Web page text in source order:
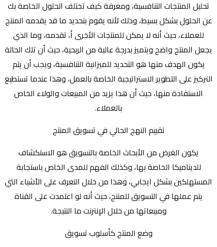
تحليل المنتجات التنافسية، ومعرفة كيف تختلف الحلول الخاصة بك
عن الحلول بشكل بسيط، وذلك لأنه يقوم بتحديد ما قد يقدمه المنتج
للعملاء، حيث أنه لا يمكن للمنتجات الأخرى أ، تقدمه، وما الذي
يجعل المنتج واضح ويتميز بدرجة عالية من الربحية، حيث أن تلك الحالة
يكون الهدف منها هو التحديد للميزانية التنافسية، ويجب أن يتم
التركيز على التطوير الاستراتيجية الخاصة بالعمل، وهذا عندما تستطيع
الاستفادة منها، حيث أن هذا يزيد من المبيعات والولاء الخاص
بالعملاء.
تقييم النهج الحالي في تسويق المنتج
يكون الغرض من الأبحاث الخاصة بالتسويق هو الاستكشاف
للديناميكا الخاصة بها، وكذلك الفهم للمدى الخاص باستجابة
المستهلكين بشكل ايجابي، وهذا من خلال التعرف على الأشياء التي
يتم عملها في التسويق للمنتج، حيث أنه لو اعتمدت على القناة
ومبيعاتها من خلال الإنترنت ما النتيجة.
وضع المنتج كأسلوب تسويق